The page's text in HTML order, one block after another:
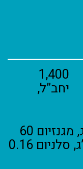
1,400
יחב”ל,
נחושת 15 מ”ג, ברזל 30 מ”ג, מגנזיום 60
מ”ג, אבץ 68 מ”ג, יוד 3.7 מ”ג, סלניום 0.16